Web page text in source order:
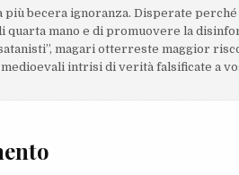
becera ignoranza. Disperate
mano e di promuovere la
magari otterreste maggior
intrisi di verità falsificate a